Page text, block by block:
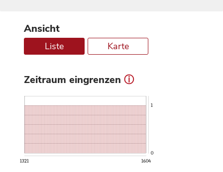
Ansicht
Liste Karte
Zeitraum eingrenzen ⓘ
1321 1604
0
1